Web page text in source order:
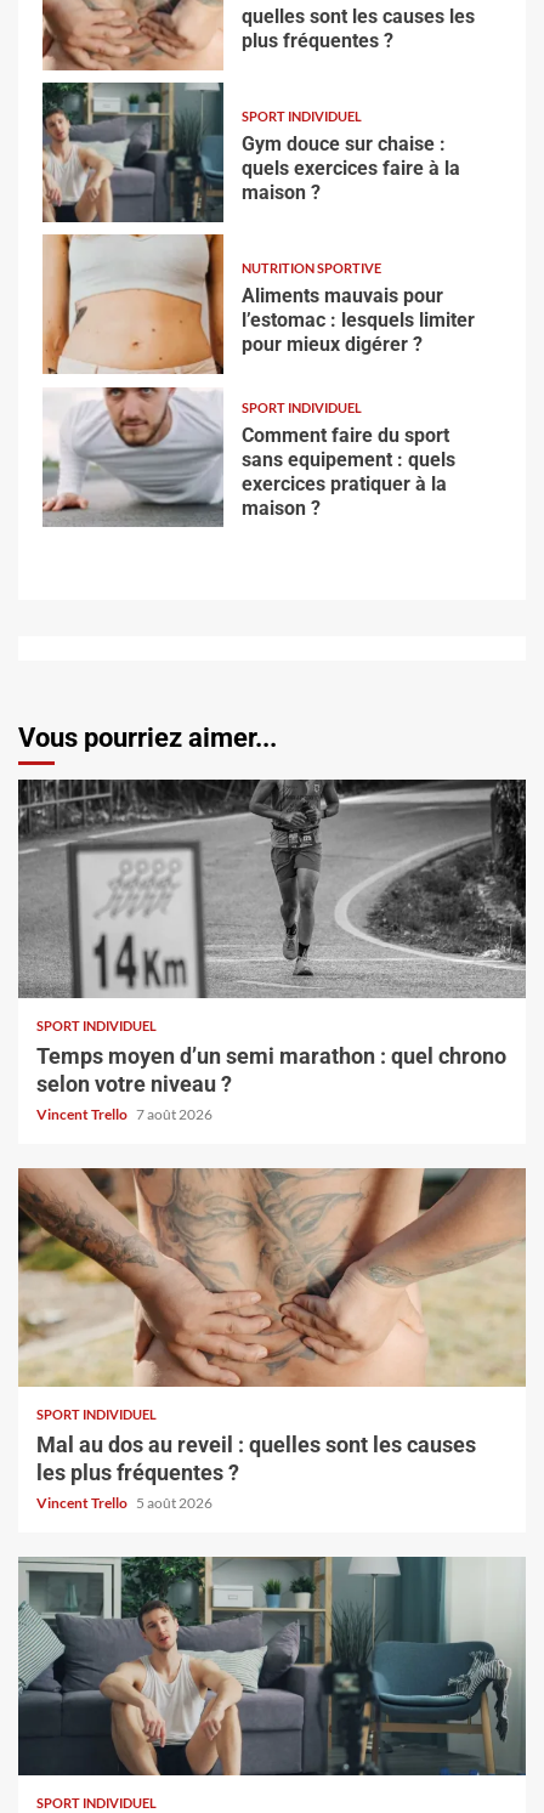
quelles sont les causes les
plus fréquentes ?
SPORT INDIVIDUEL
Gym douce sur chaise :
quels exercices faire à la
maison ?
NUTRITION SPORTIVE
Aliments mauvais pour
l’estomac : lesquels limiter
pour mieux digérer ?
SPORT INDIVIDUEL
Comment faire du sport
sans equipement : quels
exercices pratiquer à la
maison ?
Vous pourriez aimer...
SPORT INDIVIDUEL
Temps moyen d’un semi marathon : quel chrono
selon votre niveau ?
Vincent Trello 7 août 2026
SPORT INDIVIDUEL
Mal au dos au reveil : quelles sont les causes
les plus fréquentes ?
Vincent Trello 5 août 2026
SPORT INDIVIDUEL